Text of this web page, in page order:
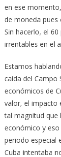
en ese
de moneda pues
Sin hacerlo, el
irrentables en el
Estamos
caída del Campo
económicos de
valor, el impacto
tal magnitud que
económico y
periodo especial
Cuba intentaba